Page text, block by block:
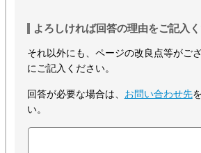
よろしければ回答の理由をご記入
それ以外にも、ページの改良点等がご
にご記入ください。
回答が必要な場合は、 お問い合わせ先
い。